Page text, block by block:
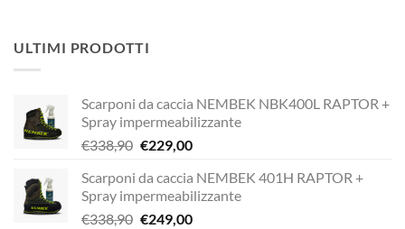
ULTIMI PRODOTTI
Scarponi da caccia NEMBEK NBK400L RAPTOR +
Spray impermeabilizzante
€338,90 Il
originale
era:
€338,90.
€229,00Il
attuale
è:
€229,00.
Scarponi da caccia NEMBEK 401H RAPTOR +
Spray impermeabilizzante
€338,90 Il
€249,00Il